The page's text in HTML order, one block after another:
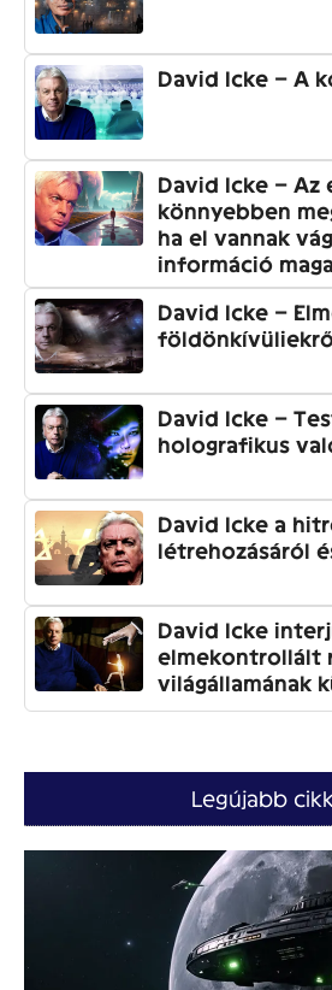
David Icke – A
David Icke – Az
könnyebben
ha el vannak
információ
David Icke –
David Icke –
holografikus
David Icke a
létrehozásáról
David Icke
elmekontrollált
világállamának
Legújabb